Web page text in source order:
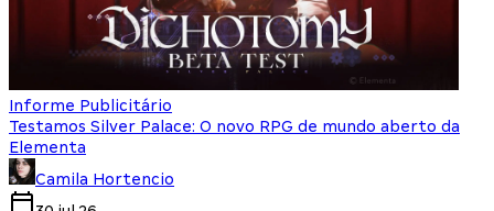
Informe Publicitário
Testamos Silver Palace: O novo RPG de mundo aberto da
Elementa
Camila Hortencio